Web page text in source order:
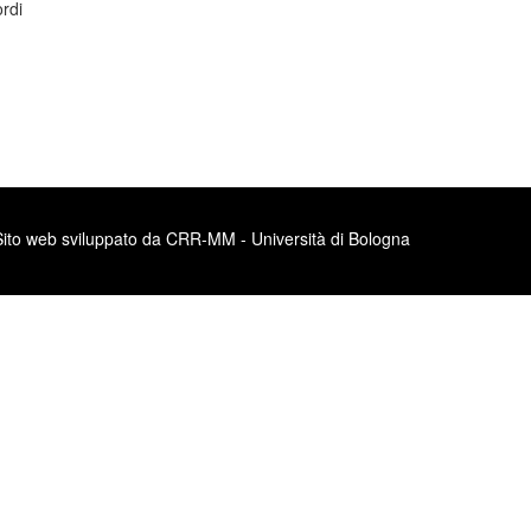
web sviluppato da CRR-MM - Università di Bologna